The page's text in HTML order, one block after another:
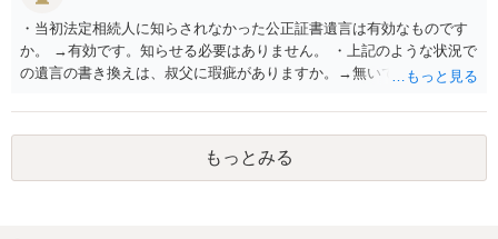
・当初法定相続人に知らされなかった公正証書遺言は有効なものです
か。 →有効です。知らせる必要はありません。 ・上記のような状況で
の遺言の書き換えは、叔父に瑕疵がありますか。→無いです。 ・分割
ますか。 →本人が自由に決められますので、どこが妥当とは言えない
です。客観的な基準もありません。 ・できれば穏やかに、分割を拒否
することはできますか。 →分割を拒否するということは、遺産はいら
ないということでしょうか。遺言で、受取を指定されててもいらない
もっとみる